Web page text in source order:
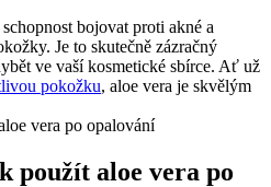
bojovat proti akné ⁢a
Je to skutečně zázračný‌
ve vaší kosmetické sbírce. Ať už
pokožku, ‌aloe vera je skvělým
použít aloe vera po